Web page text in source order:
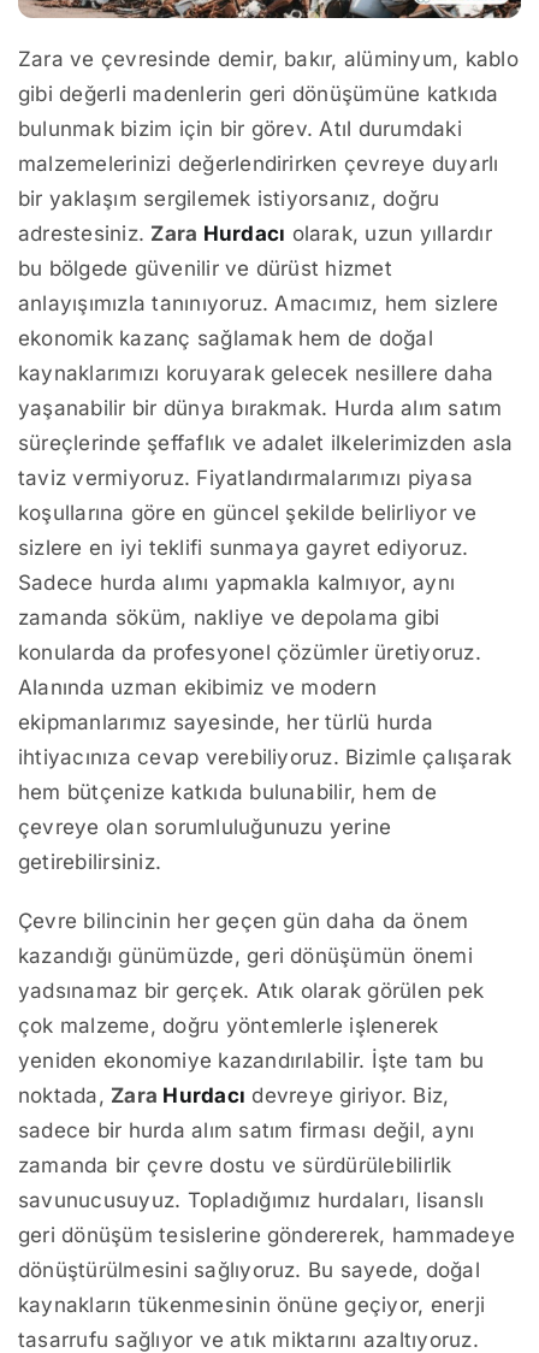
Zara ve çevresinde demir, bakır, alüminyum, kablo
gibi değerli madenlerin geri dönüşümüne katkıda
bulunmak bizim için bir görev. Atıl durumdaki
malzemelerinizi değerlendirirken çevreye duyarlı
bir yaklaşım sergilemek istiyorsanız, doğru
adrestesiniz. Zara Hurdacı olarak, uzun yıllardır
bu bölgede güvenilir ve dürüst hizmet
anlayışımızla tanınıyoruz. Amacımız, hem sizlere
ekonomik kazanç sağlamak hem de doğal
kaynaklarımızı koruyarak gelecek nesillere daha
yaşanabilir bir dünya bırakmak. Hurda alım satım
süreçlerinde şeffaflık ve adalet ilkelerimizden asla
taviz vermiyoruz. Fiyatlandırmalarımızı piyasa
koşullarına göre en güncel şekilde belirliyor ve
sizlere en iyi teklifi sunmaya gayret ediyoruz.
Sadece hurda alımı yapmakla kalmıyor, aynı
zamanda söküm, nakliye ve depolama gibi
konularda da profesyonel çözümler üretiyoruz.
Alanında uzman ekibimiz ve modern
ekipmanlarımız sayesinde, her türlü hurda
ihtiyacınıza cevap verebiliyoruz. Bizimle çalışarak
hem bütçenize katkıda bulunabilir, hem de
çevreye olan sorumluluğunuzu yerine
getirebilirsiniz.
Çevre bilincinin her geçen gün daha da önem
kazandığı günümüzde, geri dönüşümün önemi
yadsınamaz bir gerçek. Atık olarak görülen pek
çok malzeme, doğru yöntemlerle işlenerek
yeniden ekonomiye kazandırılabilir. İşte tam bu
noktada, Zara Hurdacı devreye giriyor. Biz,
sadece bir hurda alım satım firması değil, aynı
zamanda bir çevre dostu ve sürdürülebilirlik
savunucusuyuz. Topladığımız hurdaları, lisanslı
geri dönüşüm tesislerine göndererek, hammadeye
dönüştürülmesini sağlıyoruz. Bu sayede, doğal
kaynakların tükenmesinin önüne geçiyor, enerji
tasarrufu sağlıyor ve atık miktarını azaltıyoruz.